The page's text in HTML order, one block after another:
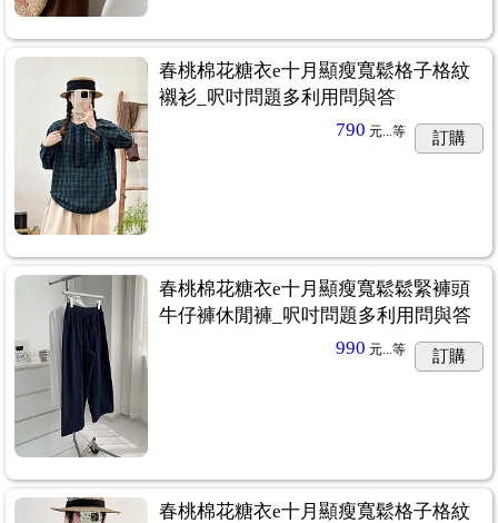
春桃棉花糖衣e十月顯瘦寬鬆格子格紋
襯衫_呎吋問題多利用問與答
790 元...等 訂購
春桃棉花糖衣e十月顯瘦寬鬆鬆緊褲頭
牛仔褲休閒褲_呎吋問題多利用問與答
990 元...等 訂購
春桃棉花糖衣e十月顯瘦寬鬆格子格紋